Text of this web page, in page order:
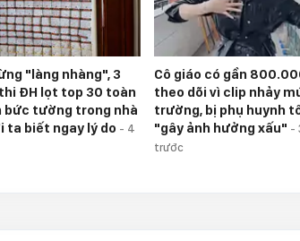
"làng nhàng", 3
ĐH lọt top 30 toàn
bức tường trong nhà
ta biết ngay lý do - 4
Cô giáo có gần
theo dõi vì clip nhảy
trường, bị phụ huynh
"gây ảnh hưởng xấu" -
trước